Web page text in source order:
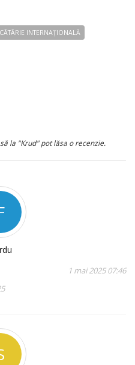
INTERNAȚIONALĂ
la "Krud" pot lăsa o recenzie.
1 mai 2025 07:46